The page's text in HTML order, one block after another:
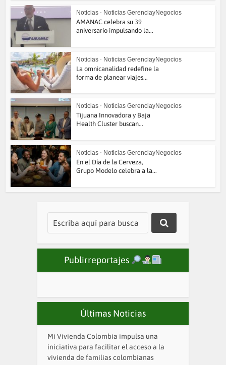
Noticias • Noticias GerenciayNegocios
AMANAC celebra su 39
aniversario impulsando la...
Noticias • Noticias GerenciayNegocios
La omnicanalidad redefine la
forma de planear viajes...
Noticias • Noticias GerenciayNegocios
Tijuana Innovadora y Baja
Health Cluster buscan...
Noticias • Noticias GerenciayNegocios
En el Día de la Cerveza,
Grupo Modelo celebra a la...
Publirreportajes
Últimas Noticias
Mi Vivienda Colombia impulsa una
iniciativa para facilitar el acceso a la
vivienda de familias colombianas